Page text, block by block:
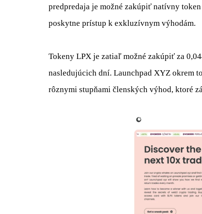
predpredaja je možné zakúpiť natívny
poskytne prístup k exkluzívnym výhodám.
Tokeny LPX je zatiaľ možné zakúpiť za
nasledujúcich dní. Launchpad XYZ okrem
rôznymi stupňami členských výhod, ktoré